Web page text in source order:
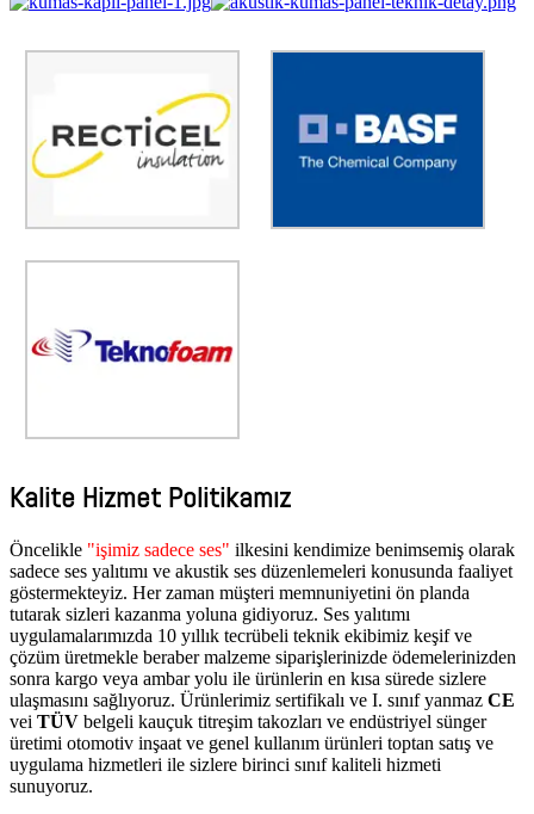
AdmirorGallery 4.5.0, author/sVasiljevski&Kekeljevic.
%100 Recticel Türkiyenin En
Kaliteli Markası.
Yanmaz Basf Akustik Ürünleri.
Yerli Sünger Üretim
Fabrikamız.
Kalite Hizmet Politikamız
Öncelikle "işimiz sadece ses" ilkesini kendimize benimsemiş olarak
sadece ses yalıtımı ve akustik ses düzenlemeleri konusunda faaliyet
göstermekteyiz. Her zaman müşteri memnuniyetini ön planda
tutarak sizleri kazanma yoluna gidiyoruz. Ses yalıtımı
uygulamalarımızda 10 yıllık tecrübeli teknik ekibimiz keşif ve
çözüm üretmekle beraber malzeme siparişlerinizde ödemelerinizden
sonra kargo veya ambar yolu ile ürünlerin en kısa sürede sizlere
ulaşmasını sağlıyoruz. Ürünlerimiz sertifikalı ve I. sınıf yanmaz CE
vei TÜV belgeli kauçuk titreşim takozları ve endüstriyel sünger
üretimi otomotiv inşaat ve genel kullanım ürünleri toptan satış ve
uygulama hizmetleri ile sizlere birinci sınıf kaliteli hizmeti
sunuyoruz.